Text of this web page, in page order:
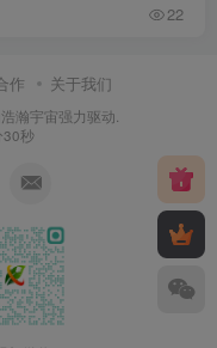
22
作 关于我们
浩瀚宇宙强力驱动.
31秒